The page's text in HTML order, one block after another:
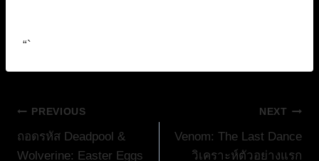
“`
แนะแนว
เรื่อง
PREVIOUS
ถอดรหัส Deadpool &
Wolverine: Easter Eggs
NEXT
Venom: The Last Dance
วิเคราะห์ตัวอย่างแรก